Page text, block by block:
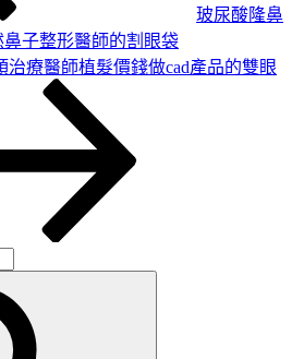
玻尿酸隆鼻
子整形醫師的割眼袋
治療醫師植髮價錢做cad產品的雙眼